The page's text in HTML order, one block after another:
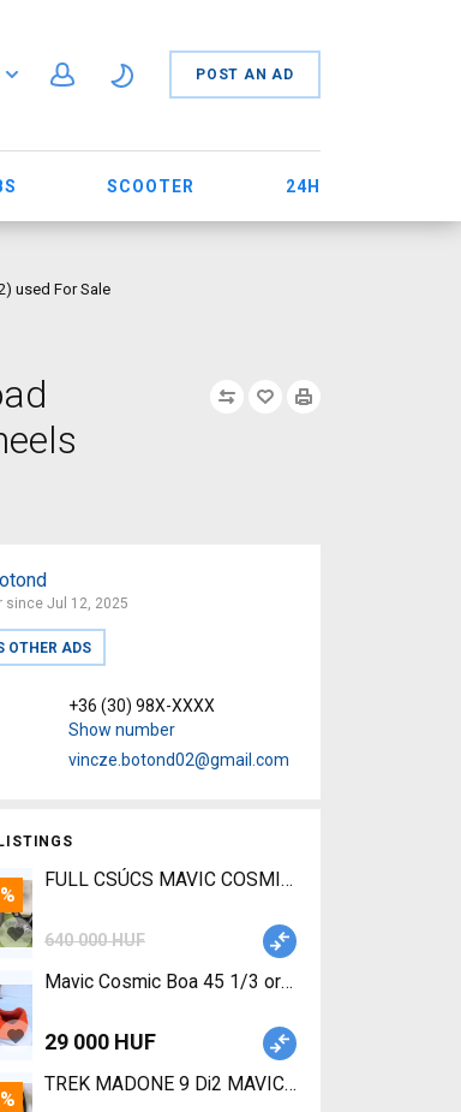
POST AN AD
SCOOTER 24H
used For Sale
since Jul 12, 2025
OTHER ADS
+36 (30) 98X-XXXX
Show number
vincze.botond02@gmail.com
FULL CSÚCS MAVIC COSMIC CARBON
640 000 HUF
29 000 HUF
TREK MADONE 9 Di2 MAVIC COSMIC 52 SLE